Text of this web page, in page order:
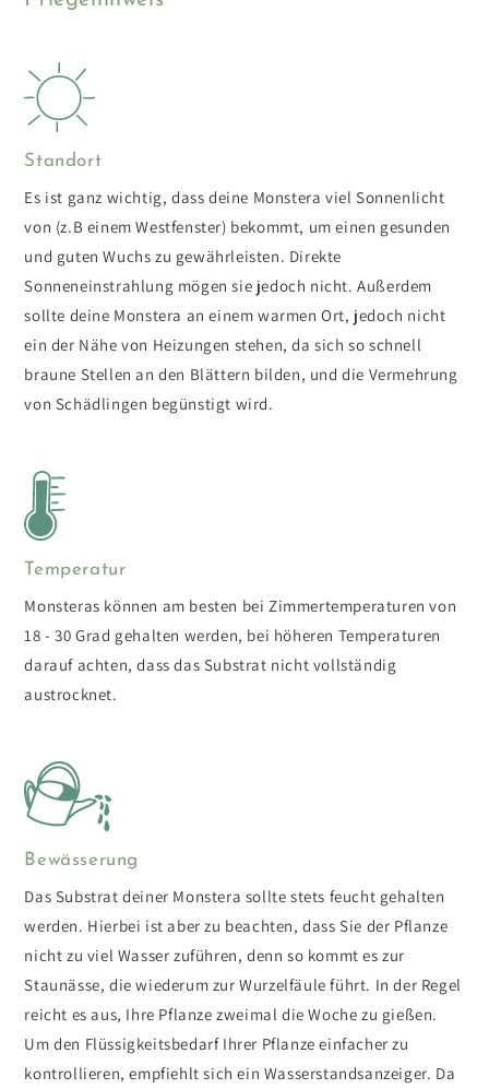
Standort
Es ist ganz wichtig, dass deine Monstera viel Sonnenlicht
von (z.B einem Westfenster) bekommt, um einen gesunden
und guten Wuchs zu gewährleisten. Direkte
Sonneneinstrahlung mögen sie jedoch nicht. Außerdem
sollte deine Monstera an einem warmen Ort, jedoch nicht
ein der Nähe von Heizungen stehen, da sich so schnell
braune Stellen an den Blättern bilden, und die Vermehrung
von Schädlingen begünstigt wird.
Temperatur
Monsteras können am besten bei Zimmertemperaturen von
18 - 30 Grad gehalten werden, bei höheren Temperaturen
darauf achten, dass das Substrat nicht vollständig
austrocknet.
Bewässerung
Das Substrat deiner Monstera sollte stets feucht gehalten
werden. Hierbei ist aber zu beachten, dass Sie der Pflanze
nicht zu viel Wasser zuführen, denn so kommt es zur
Staunässe, die wiederum zur Wurzelfäule führt. In der Regel
reicht es aus, Ihre Pflanze zweimal die Woche zu gießen.
Um den Flüssigkeitsbedarf Ihrer Pflanze einfacher zu
kontrollieren, empfiehlt sich ein Wasserstandsanzeiger. Da